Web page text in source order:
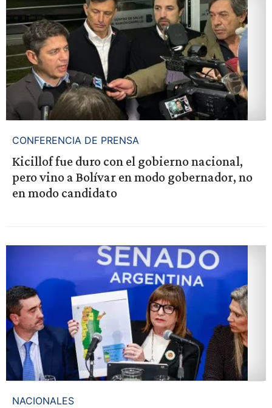
CONFERENCIA DE PRENSA
Kicillof fue duro con el gobierno nacional,
pero vino a Bolívar en modo gobernador, no
en modo candidato
NACIONALES